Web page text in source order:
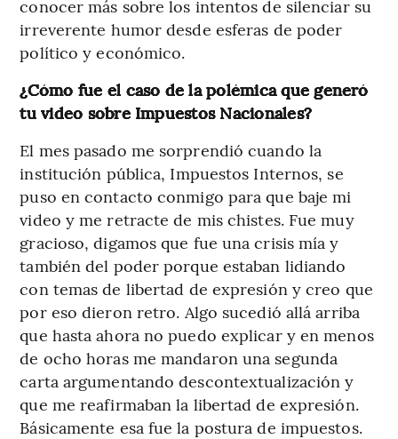
conocer más sobre los intentos de silenciar su
irreverente humor desde esferas de poder
político y económico.
¿Cómo fue el caso de la polémica que generó
tu video sobre Impuestos Nacionales?
El mes pasado me sorprendió cuando la
institución pública, Impuestos Internos, se
puso en contacto conmigo para que baje mi
video y me retracte de mis chistes. Fue muy
gracioso, digamos que fue una crisis mía y
también del poder porque estaban lidiando
con temas de libertad de expresión y creo que
por eso dieron retro. Algo sucedió allá arriba
que hasta ahora no puedo explicar y en menos
de ocho horas me mandaron una segunda
carta argumentando descontextualización y
que me reafirmaban la libertad de expresión.
Básicamente esa fue la postura de impuestos.